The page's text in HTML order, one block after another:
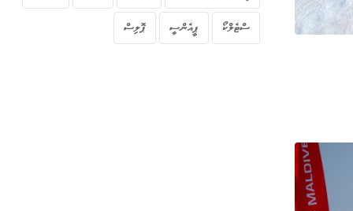
ސްޓެލްކޯ ޕީއެންސީ ޕޮލިސް